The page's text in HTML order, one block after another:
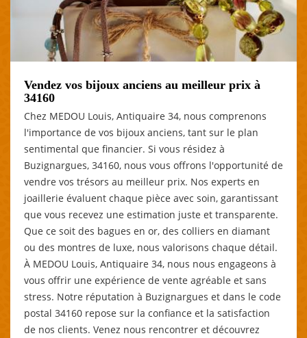
Vendez vos bijoux anciens au meilleur prix à
34160
Chez MEDOU Louis, Antiquaire 34, nous comprenons
l'importance de vos bijoux anciens, tant sur le plan
sentimental que financier. Si vous résidez à
Buzignargues, 34160, nous vous offrons l'opportunité de
vendre vos trésors au meilleur prix. Nos experts en
joaillerie évaluent chaque pièce avec soin, garantissant
que vous recevez une estimation juste et transparente.
Que ce soit des bagues en or, des colliers en diamant
ou des montres de luxe, nous valorisons chaque détail.
À MEDOU Louis, Antiquaire 34, nous nous engageons à
vous offrir une expérience de vente agréable et sans
stress. Notre réputation à Buzignargues et dans le code
postal 34160 repose sur la confiance et la satisfaction
de nos clients. Venez nous rencontrer et découvrez